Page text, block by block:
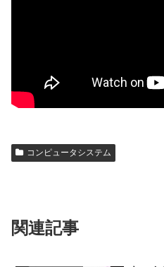
コンピュータシステム
関連記事